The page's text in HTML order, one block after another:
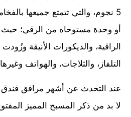
5 نجوم، والتي تتمتع جميعها
أو وحدة مستوحاه من الرقي؛ حيث
الراقية، والديكورات الأنيقة
التلفاز، والثلاجات، والهواتف
عند التحدث عن أشهر مرافق
لا بد من ذكر المسبح المميز